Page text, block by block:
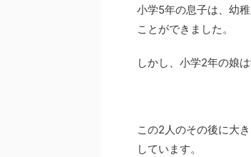
小学5年の息子は、幼
ことができました。
しかし、小学2年の娘
この2人のその後に大
しています。